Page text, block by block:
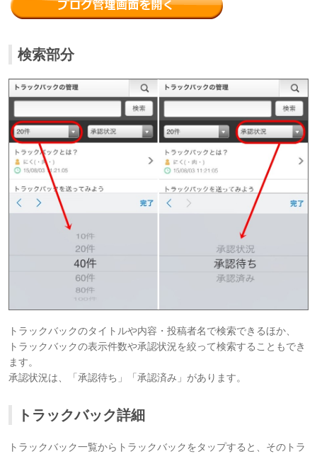
検索部分​
トラックバックのタイトルや内容・投稿者名で検索できるほか、
トラックバックの表示件数や承認状況を絞って検索することもでき
ます。
承認状況は、「承認待ち」「承認済み」があります。
トラックバック詳細
トラックバック一覧からトラックバックをタップすると、そのトラ